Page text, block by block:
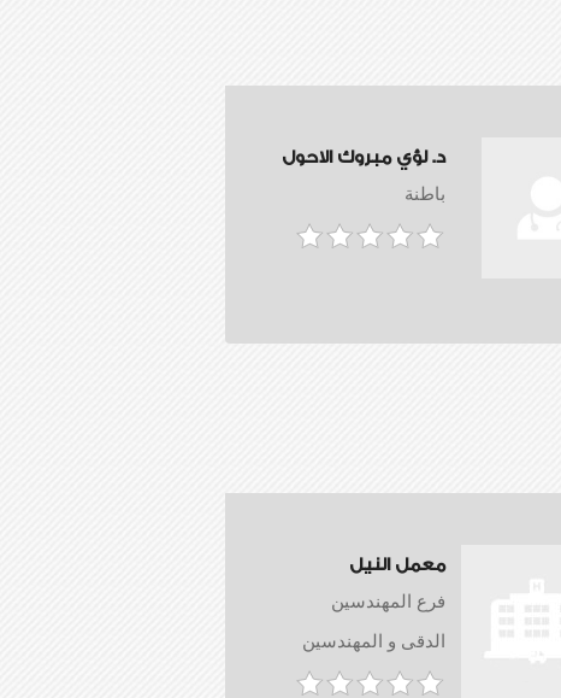
د. لؤي مبروك الاحول
باطنة
معمل النيل
فرع المهندسين
الدقى و المهندسين